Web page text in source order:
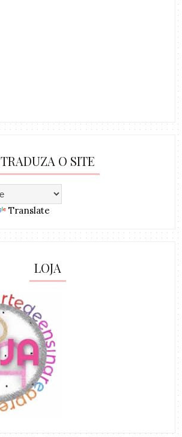
TRADUZA O SITE
Translate
LOJA